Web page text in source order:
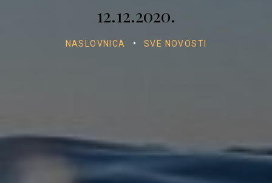
12.12.2020.
NASLOVNICA • SVE NOVOSTI